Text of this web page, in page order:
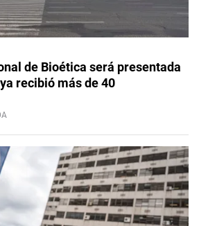
de Bioética será presentada
recibió más de 40